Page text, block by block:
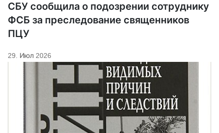
СБУ сообщила о подозрении сотруднику
ФСБ за преследование священников
ПЦУ
29. Июл 2026